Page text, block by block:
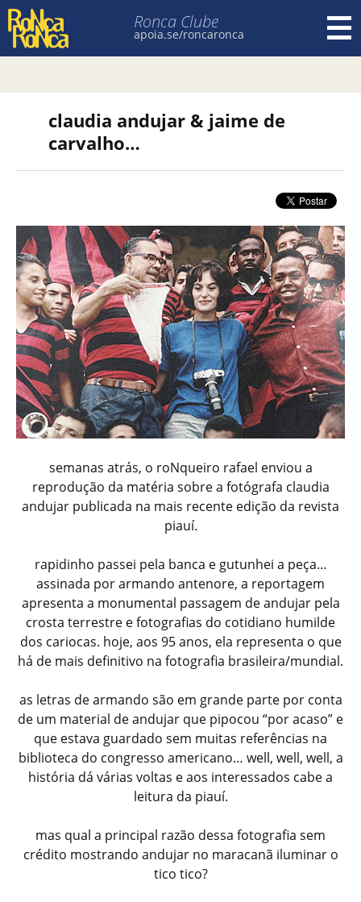
Ronca Clube
apoia.se/roncaronca
claudia andujar & jaime de
carvalho…
semanas atrás, o roNqueiro rafael enviou a
reprodução da matéria sobre a fotógrafa claudia
andujar publicada na mais recente edição da revista
piauí.
rapidinho passei pela banca e gutunhei a peça…
assinada por armando antenore, a reportagem
apresenta a monumental passagem de andujar pela
crosta terrestre e fotografias do cotidiano humilde
dos cariocas. hoje, aos 95 anos, ela representa o que
há de mais definitivo na fotografia brasileira/mundial.
as letras de armando são em grande parte por conta
de um material de andujar que pipocou “por acaso” e
que estava guardado sem muitas referências na
biblioteca do congresso americano… well, well, well, a
história dá várias voltas e aos interessados cabe a
leitura da piauí.
mas qual a principal razão dessa fotografia sem
crédito mostrando andujar no maracanã iluminar o
tico tico?